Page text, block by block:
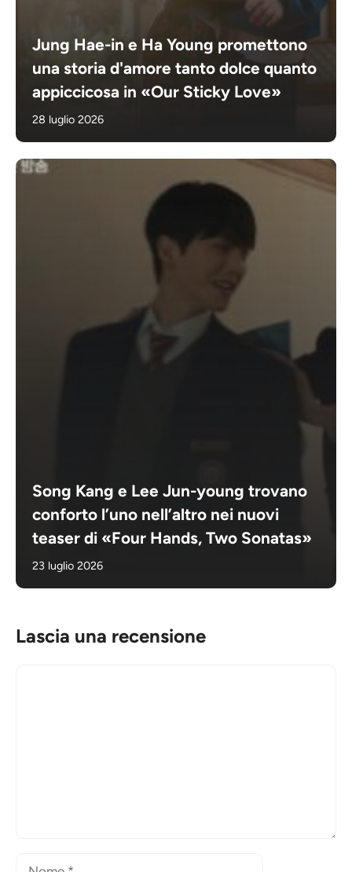
Jung Hae-in e Ha Young promettono
una storia d'amore tanto dolce quanto
appiccicosa in «Our Sticky Love»
28 luglio 2026
Song Kang e Lee Jun-young trovano
conforto l’uno nell’altro nei nuovi
teaser di «Four Hands, Two Sonatas»
23 luglio 2026
Lascia una recensione
Nome